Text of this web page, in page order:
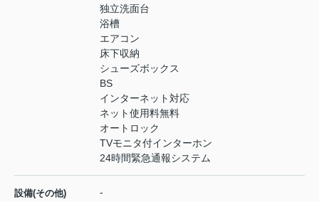
独立洗面台
浴槽
エアコン
床下収納
シューズボックス
BS
インターネット対応
ネット使用料無料
オートロック
TVモニタ付インターホン
24時間緊急通報システム
設備(その他) -